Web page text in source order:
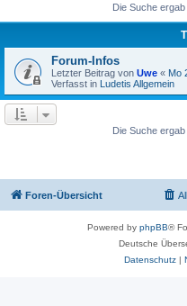
Die Suche
Forum-Infos
Letzter Beitrag von Uwe « Mo
Verfasst in Ludetis Allgemein
Die Suche
Foren-Übersicht
Powered by phpBB®
Deutsche
Datenschutz|